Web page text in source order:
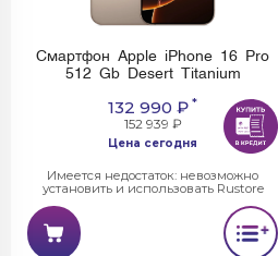
Смартфон Apple iPhone 16 Pro
512 Gb Desert Titanium
132 990 ₽ *
152 939 ₽
Цена сегодня
Имеется недостаток: невозможно
установить и использовать Rustore